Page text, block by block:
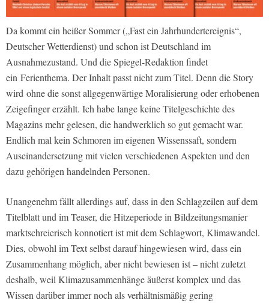
Da kommt ein heißer Sommer („Fast ein Jahrhundertereignis“,
Deutscher Wetterdienst) und schon ist Deutschland im
Ausnahmezustand. Und die Spiegel-Redaktion findet
ein Ferienthema. Der Inhalt passt nicht zum Titel. Denn die Story
wird ohne die sonst allgegenwärtige Moralisierung oder erhobenen
Zeigefinger erzählt. Ich habe lange keine Titelgeschichte des
Magazins mehr gelesen, die handwerklich so gut gemacht war.
Endlich mal kein Schmoren im eigenen Wissenssaft, sondern
Auseinandersetzung mit vielen verschiedenen Aspekten und den
dazu gehörigen handelnden Personen.
Unangenehm fällt allerdings auf, dass in den Schlagzeilen auf dem
Titelblatt und im Teaser, die Hitzeperiode in Bildzeitungsmanier
marktschreierisch konnotiert ist mit dem Schlagwort, Klimawandel.
Dies, obwohl im Text selbst darauf hingewiesen wird, dass ein
Zusammenhang möglich, aber nicht bewiesen ist – nicht zuletzt
deshalb, weil Klimazusammenhänge äußerst komplex und das
Wissen darüber immer noch als verhältnismäßig gering